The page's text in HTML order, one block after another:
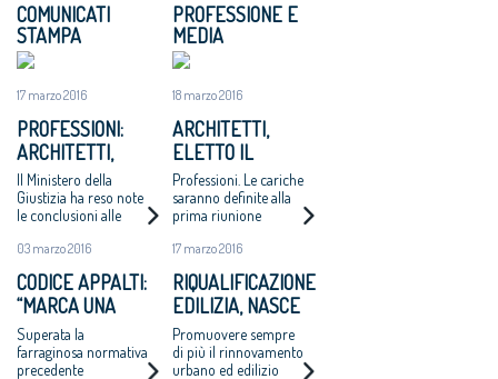
COMUNICATI
STAMPA
17 marzo 2016
PROFESSIONI:
ARCHITETTI,
ELETTO IL NUOVO
CONSIGLIO
NAZIONALE
Il Ministero della
Giustizia ha reso note
le conclusioni alle
Commissione
appositamente
costituita per la
delle elezioni per il
rinnovo del Cnappc
03 marzo 2016
CODICE APPALTI:
“MARCA UNA
SIGNIFICATIVA
DISCONTINUITÀ”
Superata la
farraginosa normativa
precedente
PROFESSIONE E
MEDIA
18 marzo 2016
ARCHITETTI,
ELETTO IL
CONSIGLIO
Professioni. Le cariche
saranno definite alla
prima riunione
17 marzo 2016
RIQUALIFICAZIONE
EDILIZIA, NASCE
E-LAB, PROMOSSO
DA ARCHITETTI E
Promuovere sempre
di più il rinnovamento
urbano ed edilizio